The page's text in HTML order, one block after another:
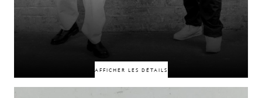
AFFICHER LES DÉTAILS